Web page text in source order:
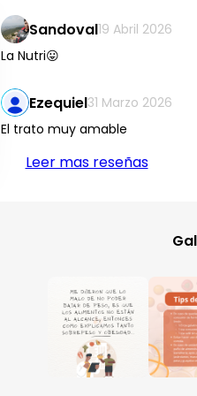
Sandoval19 Abril 2026
La Nutri😛
Ezequiel31 Marzo 2026
El trato muy amable
Leer mas reseñas